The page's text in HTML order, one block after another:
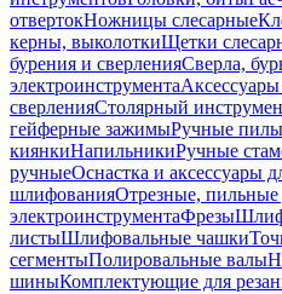
отвертокНожницы слесарные
керны, выколоткиЩетки
бурения и сверленияСверла,
электроинструмента
сверленияСтолярный
гейферные зажимыРучные
киянкиНапильникиРучные
ручныеОснастка и аксессуары
шлифованияОтрезные, пильные
электроинструментаФрезы
листыШлифовальные чашки
сегментыПолировальные валы
шиныКомплектующие для